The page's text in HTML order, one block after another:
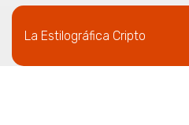
La Estilográfica Cripto